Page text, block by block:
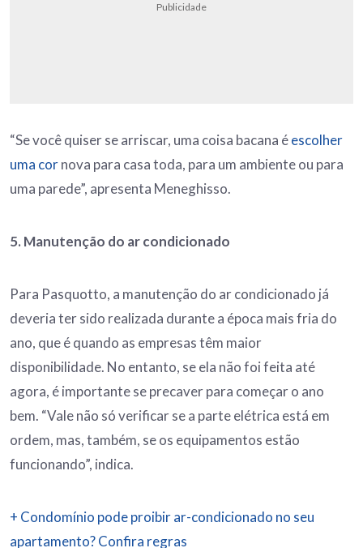
Publicidade
“Se você quiser se arriscar, uma coisa bacana éescolher
uma cornova para casa toda, para um ambiente ou para
uma parede”, apresenta Meneghisso.
5. Manutenção do ar condicionado
Para Pasquotto, a manutenção do ar condicionado já
deveria ter sido realizada durante a época mais fria do
ano, que é quando as empresas têm maior
disponibilidade. No entanto, se ela não foi feita até
agora, é importante se precaver para começar o ano
bem. “Vale não só verificar se a parte elétrica está em
ordem, mas, também, se os equipamentos estão
funcionando”, indica.
+ Condomínio pode proibir ar-condicionado no seu
apartamento? Confira regras